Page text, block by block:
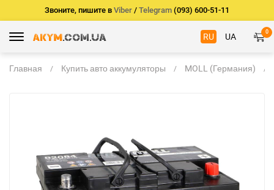
Звоните, пишите в Viber / Telegram (093) 600-51-11
RU UA 0
Главная Купить авто аккумуляторы MOLL (Германия)